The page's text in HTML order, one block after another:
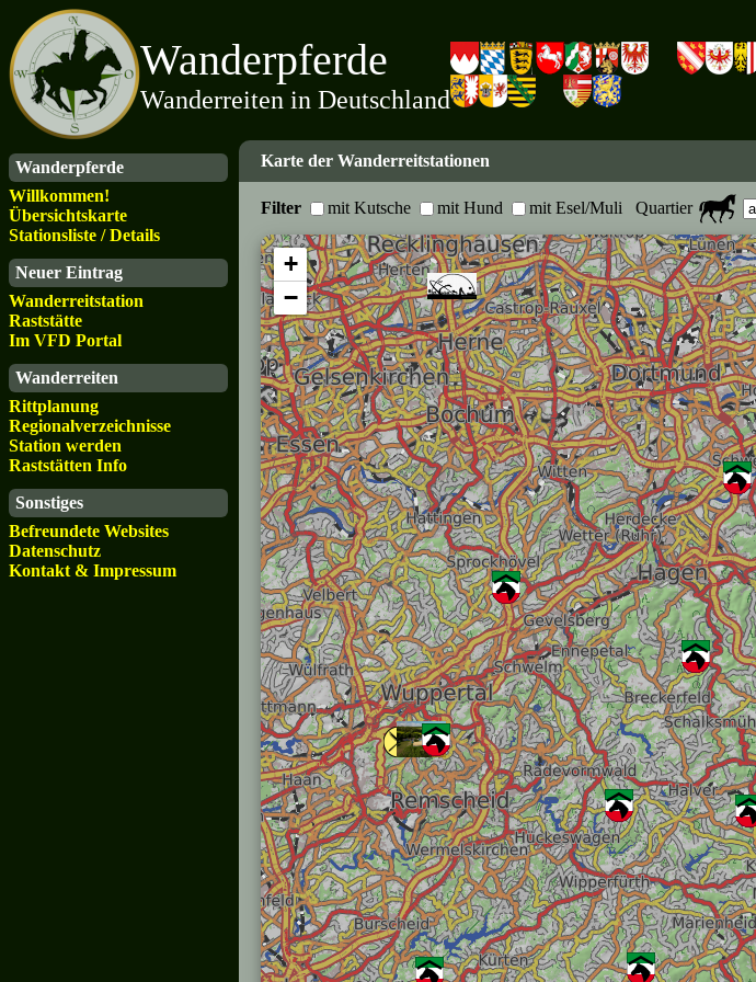
Wanderpferde
Wanderreiten in Deutschland
Wanderpferde
Willkommen!
Übersichtskarte
Stationsliste / Details
Neuer Eintrag
Wanderreitstation
Raststätte
Im VFD Portal
Wanderreiten
Rittplanung
Regionalverzeichnisse
Station werden
Raststätten Info
Sonstiges
Befreundete Websites
Datenschutz
Kontakt & Impressum
Karte der Wanderreitstationen
Filter mit Kutsche mit Hund mit Esel/Muli Quartier
+
−